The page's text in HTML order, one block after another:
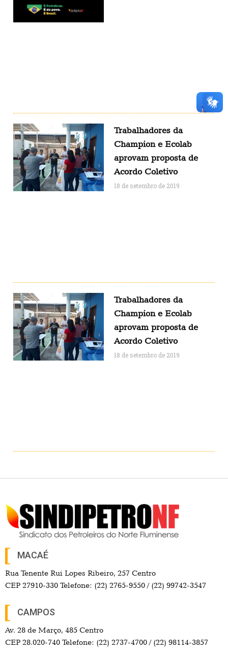
Trabalhadores da
Champion e Ecolab
aprovam proposta de
Acordo Coletivo
18 de setembro de 2019
Trabalhadores da
Champion e Ecolab
aprovam proposta de
Acordo Coletivo
18 de setembro de 2019
MACAÉ
Rua Tenente Rui Lopes Ribeiro, 257 Centro
CEP 27910-330 Telefone: (22) 2765-9550 / (22) 99742-3547
CAMPOS
Av. 28 de Março, 485 Centro
CEP 28.020-740 Telefone: (22) 2737-4700 / (22) 98114-3857